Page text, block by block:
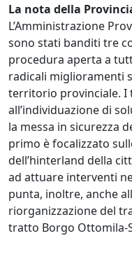
La nota della
L’Amministrazione
sono stati banditi tre
procedura aperta a
radicali miglioramenti
territorio provinciale. I
all’individuazione di
la messa in sicurezza
primo è focalizzato
dell’hinterland della
ad attuare interventi
punta, inoltre, anche
riorganizzazione del
tratto Borgo Ottomila-